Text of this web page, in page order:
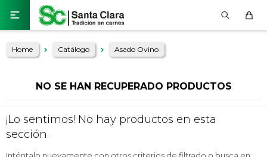

Home Catálogo Asado Ovino
NO SE HAN RECUPERADO PRODUCTOS
¡Lo sentimos! No hay productos en esta
sección.